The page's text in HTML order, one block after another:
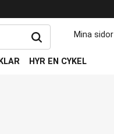
Mina sidor
HYR EN CYKEL